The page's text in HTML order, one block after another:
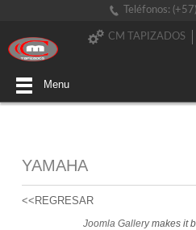
Teléfonos:
CM TAPIZADOS
Menu
YAMAHA
<<REGRESAR
Joomla Gallerymakes it